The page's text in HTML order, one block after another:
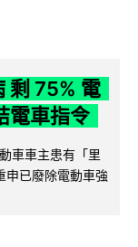
剩 75% 電
電車指令
車車主患有「里
申已廢除電動車強